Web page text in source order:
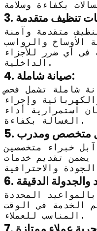
متقدمة وآمنة
الأوساخ والرواسب
أي ضرر للأجزاء
الداخلية.
4. صيانة شاملة:
شاملة تشمل فحص
وإجراء
استمرارية أداء
الغسالة بكفاءة.
خبراء متخصصين
يضمن تقديم خدمات
المحددة
الخدمة في الوقت
المناسب للعملاء.